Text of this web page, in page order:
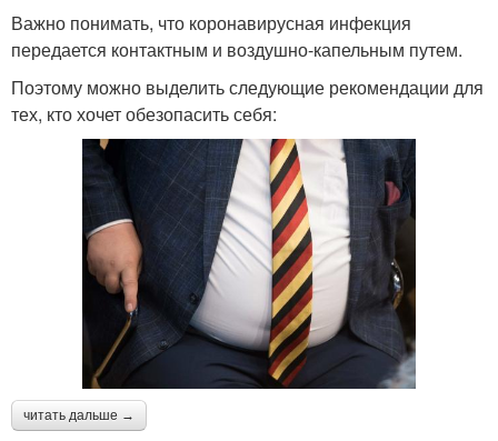
Важно понимать, что коронавирусная инфекция
передается контактным и воздушно-капельным путем.
Поэтому можно выделить следующие рекомендации для
тех, кто хочет обезопасить себя:
читать дальше →